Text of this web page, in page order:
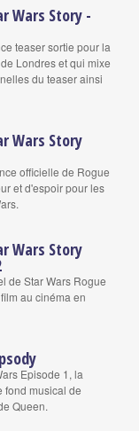
Wars Story -
teaser sortie pour la
Londres et qui mixe
du teaser ainsi
Wars Story
officielle de Rogue
et d'espoir pour les
Wars Story
de Star Wars Rogue
au cinéma en
Episode 1, la
fond musical de
Queen.